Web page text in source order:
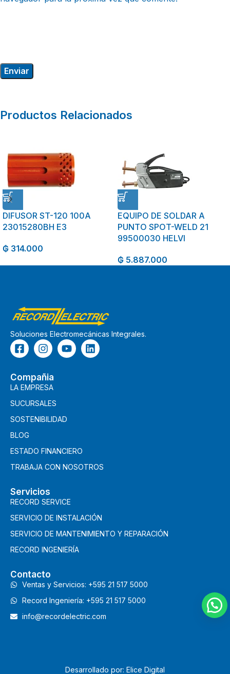
Productos Relacionados
DIFUSOR ST-120 100A
23015280BH E3
₲ 314.000
EQUIPO DE SOLDAR A
PUNTO SPOT-WELD 21
99500030 HELVI
₲ 5.887.000
Soluciones Electromecánicas Integrales.
Compañia
LA EMPRESA
SUCURSALES
SOSTENIBILIDAD
BLOG
ESTADO FINANCIERO
TRABAJA CON NOSOTROS
Servicios
RECORD SERVICE
SERVICIO DE INSTALACIÓN
SERVICIO DE MANTENIMIENTO Y REPARACIÓN
RECORD INGENIERÍA
Contacto
Ventas y Servicios: +595 21 517 5000
Record Ingeniería: +595 21 517 5000
info@recordelectric.com
Desarrollado por: Elice Digital